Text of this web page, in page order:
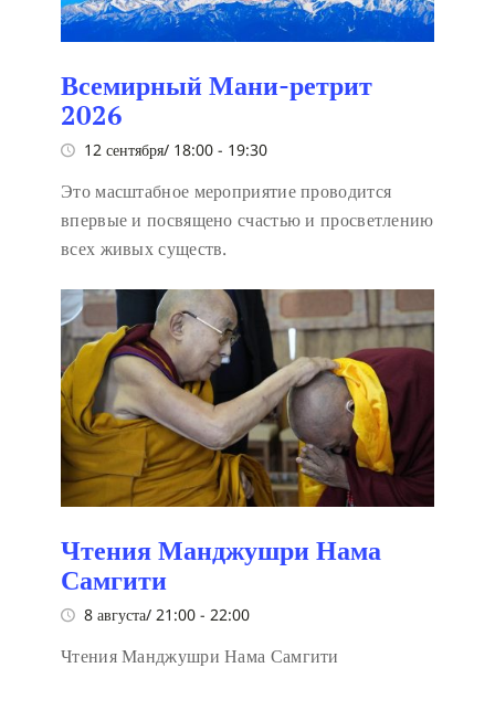
Всемирный Мани-ретрит
2026
12 сентября/ 18:00 - 19:30
Это масштабное мероприятие проводится
впервые и посвящено счастью и просветлению
всех живых существ.
Чтения Манджушри Нама
Самгити
8 августа/ 21:00 - 22:00
Чтения Манджушри Нама Самгити